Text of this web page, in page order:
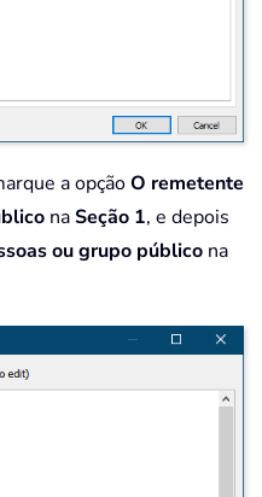
a opçãoO remetente
naSeção 1, e depois
ou grupo público na